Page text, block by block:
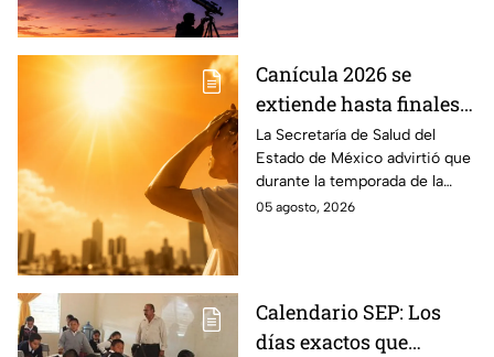
Canícula 2026 se
extiende hasta finales
de agosto: estas son las
enfermedades más
comunes de la
temporada
La Secretaría de Salud del
Estado de México advirtió que
durante la temporada de la
canícula 2026 suelen aumentar
05 agosto, 2026
Calendario SEP: Los
días exactos que